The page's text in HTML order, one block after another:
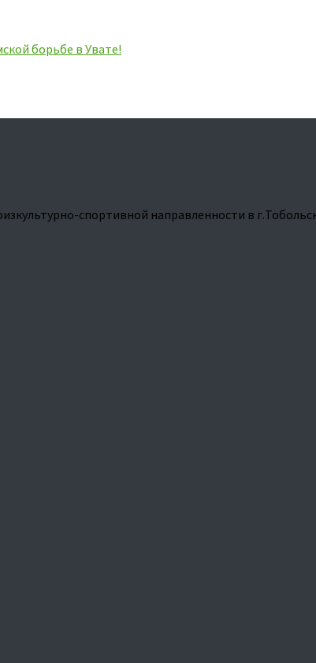
борьбе в Увате!
спортивной направленности в